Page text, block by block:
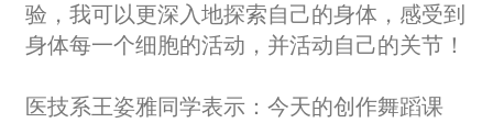
验，我可以更深入地探索自己的身体，感受到
身体每一个细胞的活动，并活动自己的关节！
医技系王姿雅同学表示：今天的创作舞蹈课